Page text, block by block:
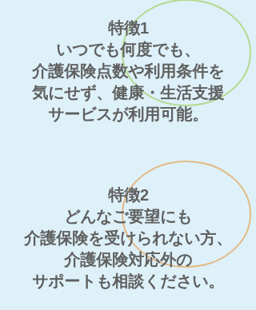
特徴1
いつでも何度でも、
介護保険点数や利用条件を
気にせず、健康・生活支援
サービスが利用可能。
特徴2
どんなご要望にも
介護保険を受けられない方、
介護保険対応外の
サポートも相談ください。